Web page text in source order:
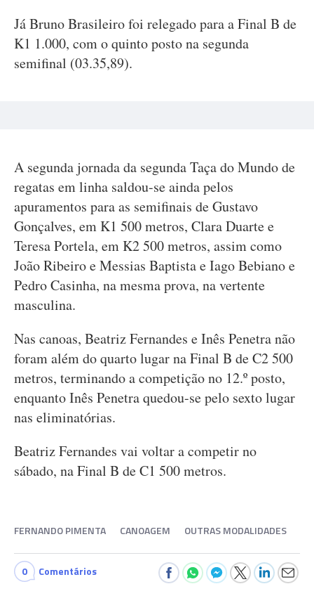
Já Bruno Brasileiro foi relegado para a Final B de
K1 1.000, com o quinto posto na segunda
semifinal (03.35,89).
A segunda jornada da segunda Taça do Mundo de
regatas em linha saldou-se ainda pelos
apuramentos para as semifinais de Gustavo
Gonçalves, em K1 500 metros, Clara Duarte e
Teresa Portela, em K2 500 metros, assim como
João Ribeiro e Messias Baptista e Iago Bebiano e
Pedro Casinha, na mesma prova, na vertente
masculina.
Nas canoas, Beatriz Fernandes e Inês Penetra não
foram além do quarto lugar na Final B de C2 500
metros, terminando a competição no 12.º posto,
enquanto Inês Penetra quedou-se pelo sexto lugar
nas eliminatórias.
Beatriz Fernandes vai voltar a competir no
sábado, na Final B de C1 500 metros.
FERNANDO PIMENTA CANOAGEM OUTRAS MODALIDADES
0 Comentários